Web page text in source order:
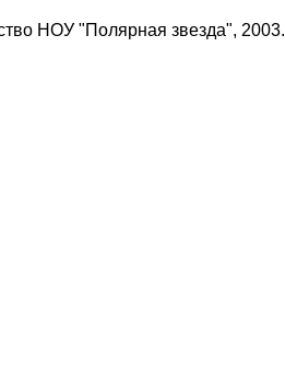
НОУ "Полярная звезда", 2003.